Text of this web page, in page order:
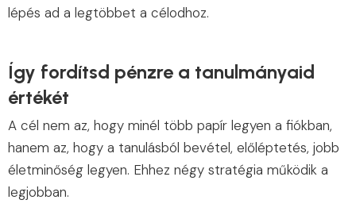
lépés ad a legtöbbet a célodhoz.
Így fordítsd pénzre a tanulmányaid
értékét
A cél nem az, hogy minél több papír legyen a fiókban,
hanem az, hogy a tanulásból bevétel, előléptetés, jobb
életminőség legyen. Ehhez négy stratégia működik a
legjobban.